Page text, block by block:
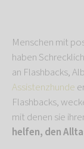
Menschen mit
haben
an Flashbacks,
Assistenzhunde
Flashbacks,
mit denen sie
helfen, den